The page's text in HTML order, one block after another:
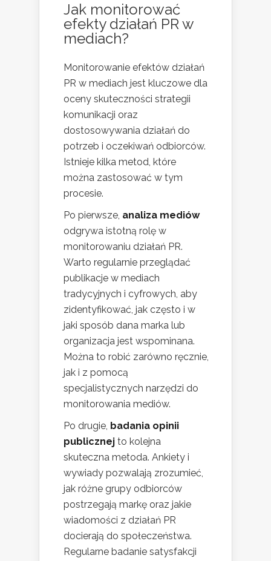
Jak monitorować
efekty działań PR w
mediach?
Monitorowanie efektów działań
PR w mediach jest kluczowe dla
oceny skuteczności strategii
komunikacji oraz
dostosowywania działań do
potrzeb i oczekiwań odbiorców.
Istnieje kilka metod, które
można zastosować w tym
procesie.
Po pierwsze, analiza mediów
odgrywa istotną rolę w
monitorowaniu działań PR.
Warto regularnie przeglądać
publikacje w mediach
tradycyjnych i cyfrowych, aby
zidentyfikować, jak często i w
jaki sposób dana marka lub
organizacja jest wspominana.
Można to robić zarówno ręcznie,
jak i z pomocą
specjalistycznych narzędzi do
monitorowania mediów.
Po drugie, badania opinii
publicznej to kolejna
skuteczna metoda. Ankiety i
wywiady pozwalają zrozumieć,
jak różne grupy odbiorców
postrzegają markę oraz jakie
wiadomości z działań PR
docierają do społeczeństwa.
Regularne badanie satysfakcji